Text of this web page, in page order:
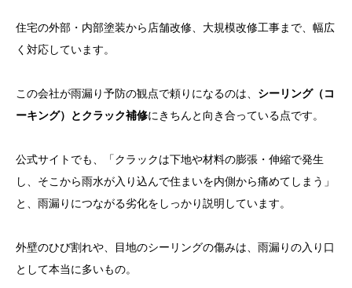
住宅の外部・内部塗装から店舗改修、大規模改修工事まで、幅広
く対応しています。
この会社が雨漏り予防の観点で頼りになるのは、 シーリング（コ
ーキング）とクラック補修にきちんと向き合っている点です。
公式サイトでも、「クラックは下地や材料の膨張・伸縮で発生
し、そこから雨水が入り込んで住まいを内側から痛めてしまう」
と、雨漏りにつながる劣化をしっかり説明しています。
外壁のひび割れや、目地のシーリングの傷みは、雨漏りの入り口
として本当に多いもの。